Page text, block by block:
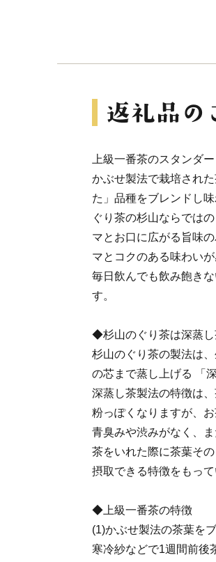
上級一番茶のスタンダ
かぶせ製法で栽培され
た」品種をブレンドし
ぐり茶の杉山ならでは
マとお口に広がる旨味
マとコクのある味わいが
毎日飲んでも飲み飽き
す。
◆杉山のぐり茶は深蒸
杉山のぐり茶の製法は
の芯まで蒸し上げる 「
深蒸し茶製法の特徴は
粉っぽくなりますが、
青臭みや渋みがなく、
茶をいれた際に茶葉そ
摂取できる特徴をもって
◆上級一番茶の特徴
(1)かぶせ製法の茶葉を
寒冷紗などで1週間前後